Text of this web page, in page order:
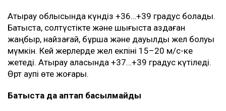
Атырау облысында күндіз +36…+39 градус болады.
Батыста, солтүстікте және шығыста аздаған
жаңбыр, найзағай, бұршақ және дауылды жел болуы
мүмкін. Кей жерлерде жел екпіні 15–20 м/с-ке
жетеді. Атырау қаласында +37…+39 градус күтіледі.
Өрт қаупі өте жоғары.
Батыста да аптап басылмайды